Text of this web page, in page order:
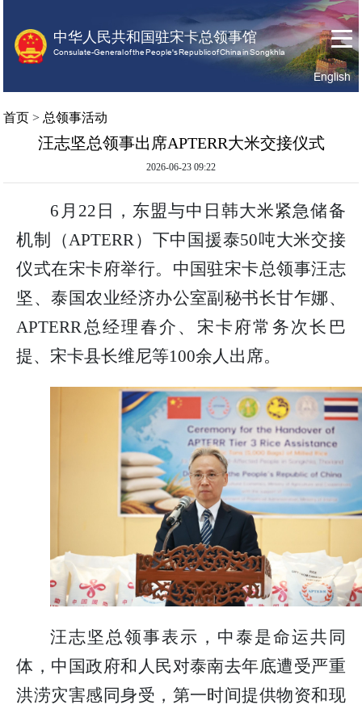
中华人民共和国驻宋卡总领事馆
Consulate-General of the People's Republic of China in Songkhla
我
English
首页 > 总领事活动
汪志坚总领事出席APTERR大米交接仪式
2026-06-23 09:22
6月22日，东盟与中日韩大米紧急储备
机制（APTERR）下中国援泰50吨大米交接
仪式在宋卡府举行。中国驻宋卡总领事汪志
坚、泰国农业经济办公室副秘书长甘乍娜、
APTERR总经理春介、宋卡府常务次长巴
提、宋卡县长维尼等100余人出席。
汪志坚总领事表示，中泰是命运共同
体，中国政府和人民对泰南去年底遭受严重
洪涝灾害感同身受，第一时间提供物资和现